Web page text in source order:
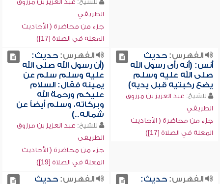
للشيخ: عبد العزيز بن مرزوق
الطريفي
جزء من محاضرة ( الأحاديث
المعلة في الصلاة [17])
الفهرس:حديث
أنس: (أنه رأى رسول الله
صلى الله عليه وسلم
يضع ركبتيه قبل يديه)
للشيخ: عبد العزيز بن مرزوق
الطريفي
جزء من محاضرة ( الأحاديث
المعلة في الصلاة [17])
الفهرس:حديث:
(أن رسول الله صلى الله
عليه وسلم سلم عن
يمينه فقال: السلام
عليكم ورحمة الله
وبركاته، وسلم أيضاً عن
شماله..)
للشيخ: عبد العزيز بن مرزوق
الطريفي
جزء من محاضرة ( الأحاديث
المعلة في الصلاة [19])
الفهرس:حديث:
الفهرس:حديث